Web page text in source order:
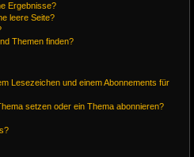
Ergebnisse?
leere Seite?
Themen finden?
Lesezeichen und einem Abonnements für
setzen oder ein Thema abonnieren?